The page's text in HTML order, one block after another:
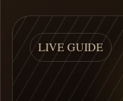
LIVE GUIDE